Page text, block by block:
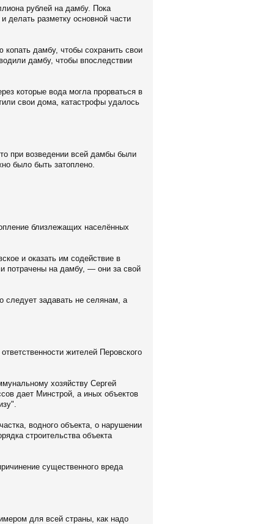
рублей на дамбу. Пока
делать разметку основной части
дамбу, чтобы сохранить свои
дамбу, чтобы впоследствии
которые вода могла прорваться в
свои дома, катастрофы удалось
при возведении всей дамбы были
было быть затоплено.
близлежащих населённых
и оказать им содействие в
потрачены на дамбу, — они за свой
следует задавать не селянам, а
жителей Перовского
хозяйству Сергей
дает Минстрой, а иных объектов
водного объекта, о нарушении
строительства объекта
существенного вреда
для всей страны, как надо